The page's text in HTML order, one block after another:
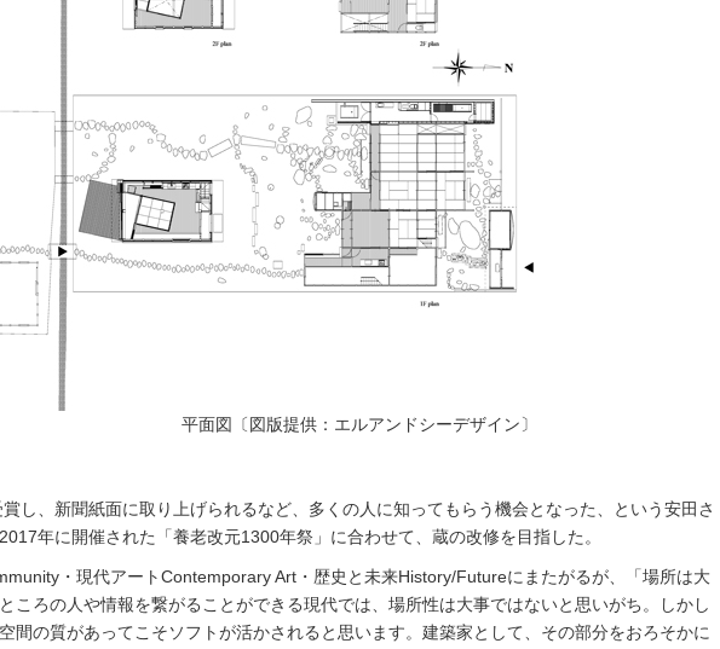
平面図〔図版提供：エルアンドシーデザイン〕
し、新聞紙面に取り上げられるなど、多くの人に知ってもらう機会となった、という安田さ
年に開催された「養老改元1300年祭」に合わせて、蔵の改修を目指した。
・現代アートContemporary Art・歴史と未来History/Futureにまたがるが、「場所は大
ころの人や情報を繋がることができる現代では、場所性は大事ではないと思いがち。しかし
間の質があってこそソフトが活かされると思います。建築家として、その部分をおろそかに